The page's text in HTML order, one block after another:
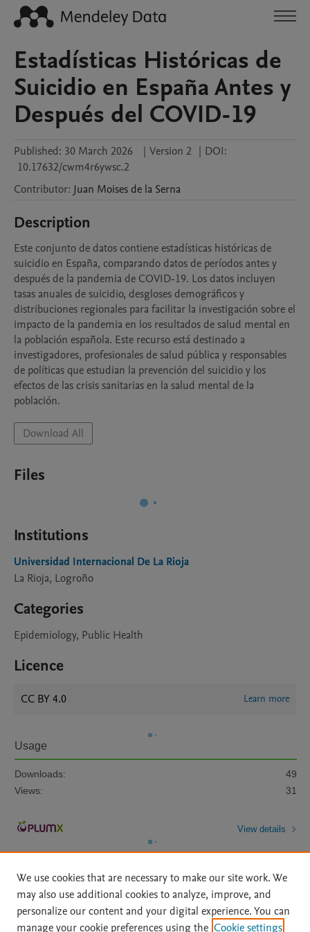
Estadísticas Históricas de
Suicidio en España Antes y
Después del COVID-19
Published: 30 March 2026 | Version 2 | DOI:
10.17632/cwm4r6ywsc.2
Contributor: Juan Moisesde la Serna
Description
Este conjunto de datos contiene estadísticas históricas de
suicidio en España, comparando datos de períodos antes y
después de la pandemia de COVID-19. Los datos incluyen
tasas anuales de suicidio, desgloses demográficos y
distribuciones regionales para facilitar la investigación sobre el
impacto de la pandemia en los resultados de salud mental en
la población española. Este recurso está destinado a
investigadores, profesionales de salud pública y responsables
de políticas que estudian la prevención del suicidio y los
efectos de las crisis sanitarias en la salud mental de la
población.
Download All
Files
Institutions
Universidad Internacional De La Rioja
La Rioja, Logroño
Categories
Epidemiology, Public Health
Licence
CC BY 4.0 Learn more
Usage
Downloads:
49
Views:
31
View details
We use cookies that are necessary to make our site work. We
may also use additional cookies to analyze, improve, and
personalize our content and your digital experience. You can
manage your cookie preferences using the Cookie settings